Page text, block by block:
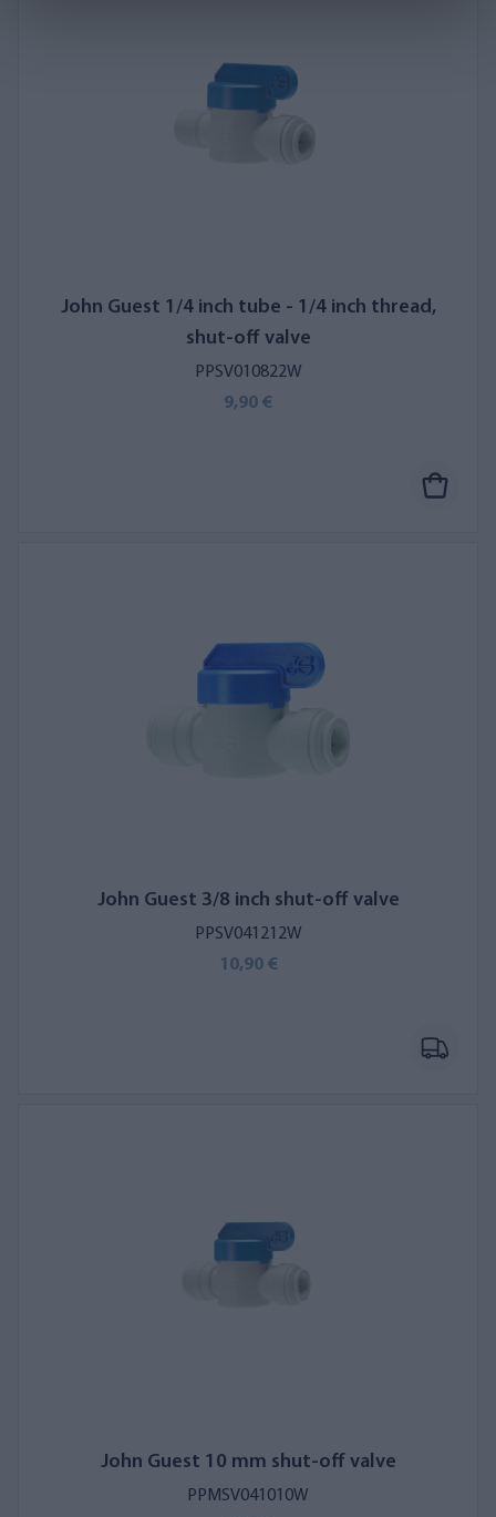
John Guest 1/4 inch tube - 1/4 inch thread,
shut-off valve
PPSV010822W
9,90 €
John Guest 3/8 inch shut-off valve
PPSV041212W
10,90 €
John Guest 10 mm shut-off valve
PPMSV041010W